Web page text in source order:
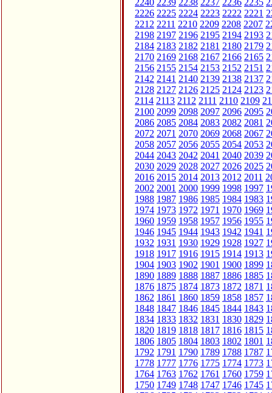
2240 2239 2238 2237 2236 2235
2226 2225 2224 2223 2222 2221
2212 2211 2210 2209 2208 2207
2198 2197 2196 2195 2194 2193
2184 2183 2182 2181 2180 2179
2170 2169 2168 2167 2166 2165
2156 2155 2154 2153 2152 2151
2142 2141 2140 2139 2138 2137
2128 2127 2126 2125 2124 2123
2114 2113 2112 2111 2110 2109
2100 2099 2098 2097 2096 2095
2086 2085 2084 2083 2082 2081
2072 2071 2070 2069 2068 2067
2058 2057 2056 2055 2054 2053
2044 2043 2042 2041 2040 2039
2030 2029 2028 2027 2026 2025
2016 2015 2014 2013 2012 2011
2002 2001 2000 1999 1998 1997
1988 1987 1986 1985 1984 1983
1974 1973 1972 1971 1970 1969
1960 1959 1958 1957 1956 1955
1946 1945 1944 1943 1942 1941
1932 1931 1930 1929 1928 1927
1918 1917 1916 1915 1914 1913
1904 1903 1902 1901 1900 1899
1890 1889 1888 1887 1886 1885
1876 1875 1874 1873 1872 1871
1862 1861 1860 1859 1858 1857
1848 1847 1846 1845 1844 1843
1834 1833 1832 1831 1830 1829
1820 1819 1818 1817 1816 1815
1806 1805 1804 1803 1802 1801
1792 1791 1790 1789 1788 1787
1778 1777 1776 1775 1774 1773
1764 1763 1762 1761 1760 1759
1750 1749 1748 1747 1746 1745